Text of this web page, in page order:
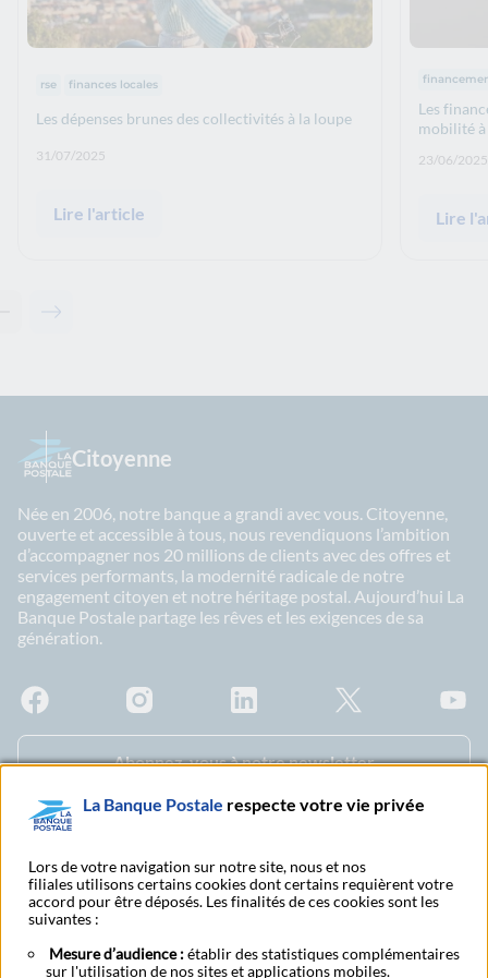
Thématiques :
rse finances locales
Les dépenses brunes des collectivités à la loupe
Date de publication: :
31/07/2025
Lire l'article
Les
mobilité
Date de
23/06/2025
Lire
Contenu précédent - À lire également
Contenu suivant - À lire également
Citoyenne
Née en 2006, notre banque a grandi avec vous. Citoyenne,
ouverte et accessible à tous, nous revendiquons l’ambition
d’accompagner nos 20 millions de clients avec des offres et
services performants, la modernité radicale de notre
engagement citoyen et notre héritage postal. Aujourd’hui La
Banque Postale partage les rêves et les exigences de sa
génération.
Abonnez-vous à notre newsletter
publications
Nous contacter
La Banque Postale respecte votre vie privée
Lors de votre navigation sur notre site, nous et nos
filiales utilisons certains cookies dont certains requièrent votre
accord pour être déposés. Les finalités de ces cookies sont les
suivantes :
Mesure d’audience :établir des statistiques complémentaires
sur l'utilisation de nos sites et applications mobiles.